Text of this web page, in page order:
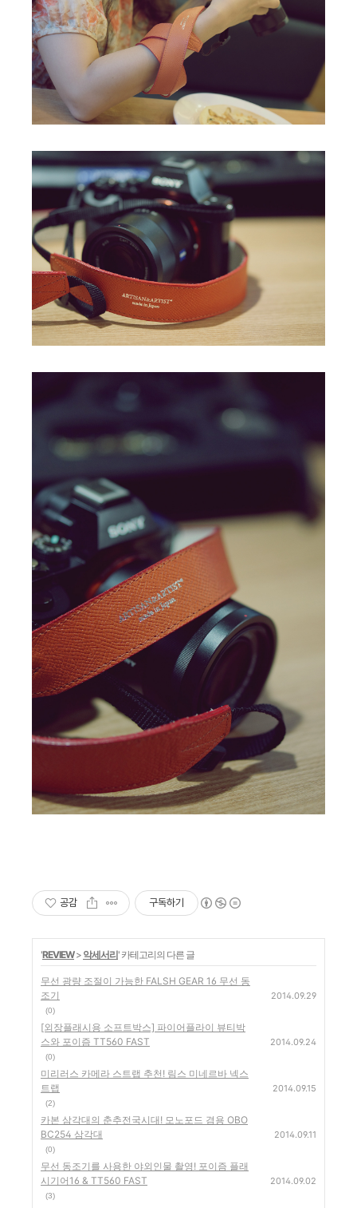
공감 구독하기
'REVIEW> 악세서리' 카테고리의 다른 글
무선 광량 조절이 가능한 FALSH GEAR 16 무선 동
조기
(0)
2014.09.29
[외장플래시용 소프트박스] 파이어플라이 뷰티박
스와 포이즘 TT560 FAST
(0)
2014.09.24
미리러스 카메라 스트랩 추천! 림스 미네르바 넥스
트랩
(2)
2014.09.15
카본 삼각대의 춘추전국시대! 모노포드 겸용 OBO
BC254 삼각대
(0)
2014.09.11
무선 동조기를 사용한 야외인물 촬영! 포이즘 플래
시기어16 & TT560 FAST
(3)
2014.09.02